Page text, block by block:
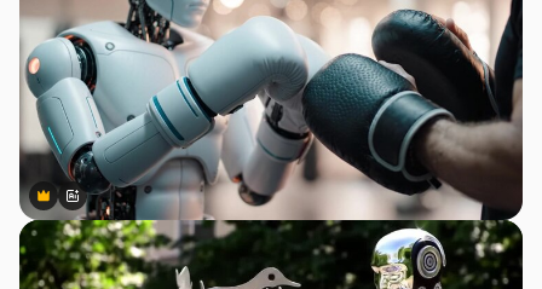
Premium
Premium
สร้างขึ้นโดย AI